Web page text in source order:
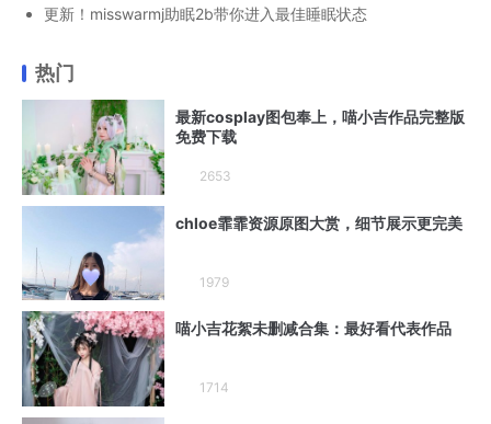
更新！misswarmj助眠2b带你进入最佳睡眠状态
热门
最新cosplay图包奉上，喵小吉作品完整版
免费下载
2653
chloe霏霏资源原图大赏，细节展示更完美
1979
喵小吉花絮未删减合集：最好看代表作品
1714